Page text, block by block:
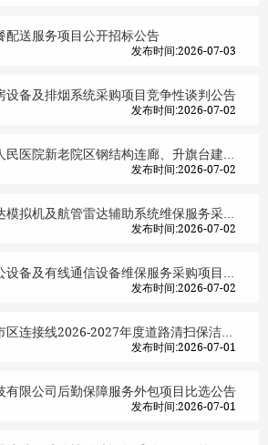
配送服务项目公开招标公告
发布时间:2026-07-03
设备及排烟系统采购项目竞争性谈判公告
发布时间:2026-07-02
揭阳市揭东区第二人民医院新老院区钢结构连廊、升旗台建设项目竞争性磋商公告
发布时间:2026-07-02
民航汕头空管站雷达模拟机及航管雷达辅助系统维保服务采购项目（第二次） 比选公告
发布时间:2026-07-02
民航汕头空管站办公设备及有线通信设备维保服务采购项目（第二次） 比选公告
发布时间:2026-07-02
揭惠高速公路揭阳市区连接线2026-2027年度道路清扫保洁及绿化配套管护等服务项目公开招标公告
发布时间:2026-07-01
有限公司后勤保障服务外包项目比选公告
发布时间:2026-07-01